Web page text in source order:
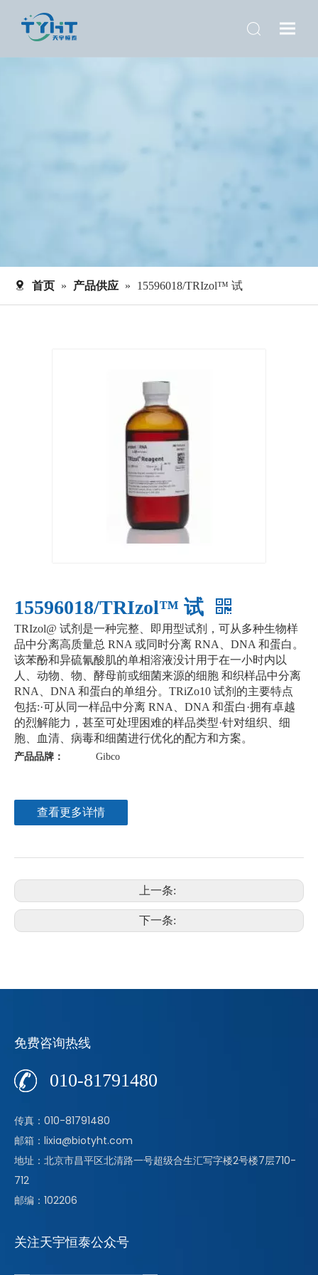
首页 » 产品供应 » 15596018/TRIzol™ 试
15596018/TRIzol™ 试
TRIzol@ 试剂是一种完整、即用型试剂，可从多种生物样
品中分离高质量总 RNA 或同时分离 RNA、DNA 和蛋白。
该苯酚和异硫氰酸肌的单相溶液没计用于在一小时内以
人、动物、物、酵母前或细菌来源的细胞 和织样品中分离
RNA、DNA 和蛋白的单组分。TRiZo10 试剂的主要特点
包括:·可从同一样品中分离 RNA、DNA 和蛋白·拥有卓越
的烈解能力，甚至可处理困难的样品类型·针对组织、细
胞、血清、病毒和细菌进行优化的配方和方案。
产品品牌： Gibco
查看更多详情
上一条:
下一条:
免费咨询热线
010-81791480
传真：010-81791480
邮箱：lixia@biotyht.com
地址：北京市昌平区北清路一号超级合生汇写字楼2号楼7层710-
712
邮编：102206
关注天宇恒泰公众号